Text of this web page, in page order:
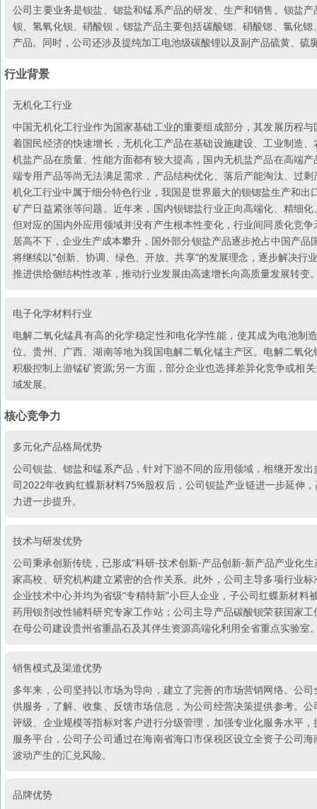
公司主要业务是钡盐、锶盐和锰系产品的研发、生产和销售。钡盐
钡、氢氧化钡、硝酸钡，锶盐产品主要包括碳酸锶、硝酸锶、氯化
产品。同时，公司还涉及提纯加工电池级碳酸锂以及副产品硫黄、
行业背景
无机化工行业
中国无机化工行业作为国家基础工业的重要组成部分，其发展历程
着国民经济的快速增长，无机化工产品在基础设施建设、工业制造
机盐产品在质量、性能方面都有较大提高，国内无机盐产品在高端
端专用产品等尚无法满足需求，产品结构优化、落后产能淘汰、过
机化工行业中属于细分特色行业，我国是世界最大的钡锶盐生产和
矿产日益紧张等问题。近年来，国内钡锶盐行业正向高端化、精细
但对应的国内外应用领域并没有产生根本性变化，行业间同质化竞
居高不下，企业生产成本攀升，国外部分钡盐产品逐步抢占中国产
将继续以“创新、协调、绿色、开放、共享”的发展理念，逐步解决
推进供给侧结构性改革，推动行业发展由高速增长向高质量发展转变
电子化学材料行业
电解二氧化锰具有高的化学稳定性和电化学性能，使其成为电池
位。贵州、广西、湖南等地为我国电解二氧化锰主产区。电解二氧
积极控制上游锰矿资源;另一方面，部分企业也选择差异化竞争或相
域发展。
核心竞争力
多元化产品格局优势
公司钡盐、锶盐和锰系产品，针对下游不同的应用领域，相继开发
司2022年收购红蝶新材料75%股权后，公司钡盐产业链进一步延伸
力进一步提升。
技术与研发优势
公司秉承创新传统，已形成“科研-技术创新-产品创新-新产品产业化
家高校、研究机构建立紧密的合作关系。此外，公司主导多项行业
企业技术中心并均为省级“专精特新”小巨人企业，子公司红蝶新材
药用钡剂改性辅料研究专家工作站；公司主导产品碳酸钡荣获国家
在母公司建设贵州省重晶石及其伴生资源高端化利用全省重点实验室
销售模式及渠道优势
多年来，公司坚持以市场为导向，建立了完善的市场营销网络。公
供服务，了解、收集、反馈市场信息，为公司经营决策提供参考。
评级、企业规模等指标对客户进行分级管理，加强专业化服务水平
服务平台，公司子公司通过在海南省海口市保税区设立全资子公司
波动产生的汇兑风险。
品牌优势